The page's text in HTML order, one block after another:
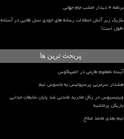
برنامه ۴ دیدار امشب جام جهانی
بلژیک زیر آتش انتقادات رسانه های خودی نسل طلایی در آستانه
افول است!
پربحث ترین ها
آینده نامعلوم طارمی در المپیاکوس
هشدار سرمربی پرسپولیس به جاسوس تیم
وینیسیوس در رئال مادرید ماندنی شد پایان شایعات جدایی
بازیکن پرحاشیه
تیم بعدی محمد صلاح